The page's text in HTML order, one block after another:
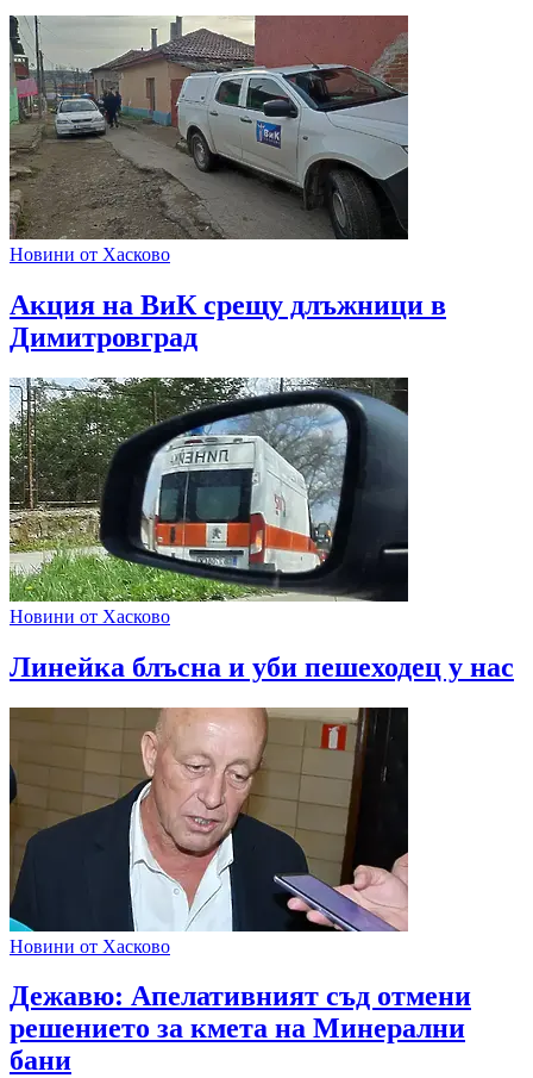
Новини от Хасково
Акция на ВиК срещу длъжници в
Димитровград
Новини от Хасково
Линейка блъсна и уби пешеходец у нас
Новини от Хасково
Дежавю: Апелативният съд отмени
решението за кмета на Минерални
бани